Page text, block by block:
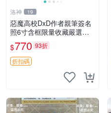
洛神 19
惡魔高校DxD作者親筆簽名
照6寸含框限量收藏嚴選照
片 惡魔高中 簽名照 網拍
$770 93折
折扣碼